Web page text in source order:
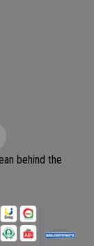
behind the